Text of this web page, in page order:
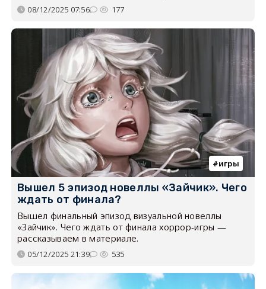
08/12/2025 07:56 177
игры
Вышел 5 эпизод новеллы «Зайчик». Чего
ждать от финала?
Вышел финальный эпизод визуальной новеллы
«Зайчик». Чего ждать от финала хоррор-игры —
рассказываем в материале.
05/12/2025 21:39 535